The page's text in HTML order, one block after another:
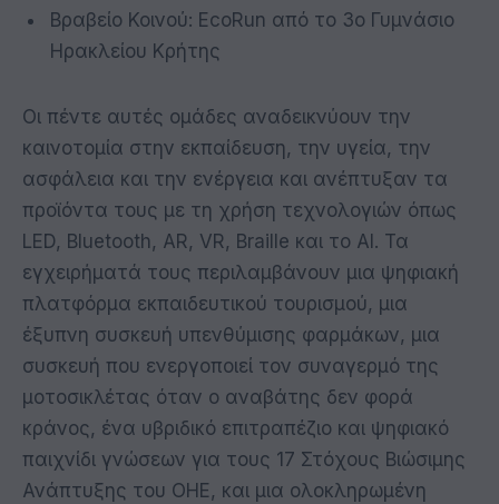
Βραβείο Κοινού: EcoRun από το 3ο Γυμνάσιο
Ηρακλείου Κρήτης
Oι πέντε αυτές ομάδες αναδεικνύουν την
καινοτομία στην εκπαίδευση, την υγεία, την
ασφάλεια και την ενέργεια και ανέπτυξαν τα
προϊόντα τους με τη χρήση τεχνολογιών όπως
LED, Bluetooth, AR, VR, Braille και το AI. Τα
εγχειρήματά τους περιλαμβάνουν μια ψηφιακή
πλατφόρμα εκπαιδευτικού τουρισμού, μια
έξυπνη συσκευή υπενθύμισης φαρμάκων, μια
συσκευή που ενεργοποιεί τον συναγερμό της
μοτοσικλέτας όταν ο αναβάτης δεν φορά
κράνος, ένα υβριδικό επιτραπέζιο και ψηφιακό
παιχνίδι γνώσεων για τους 17 Στόχους Βιώσιμης
Ανάπτυξης του ΟΗΕ, και μια ολοκληρωμένη